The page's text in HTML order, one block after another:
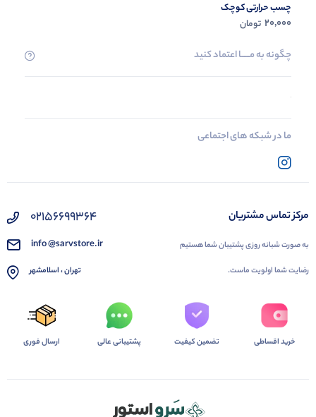
چسب حرارتی کوچک
20,000 تومان
چگونه به مــــــا اعتماد کنید
ما در شبکه های اجتماعی
مرکز تماس مشتریان
به صورت شبانه روزی پشتیبان شما هستیم
رضایت شما اولویت ماست.
02156699364
info @sarvstore.ir
تهران ، اسلامشهر
خرید اقساطی تضمین کیفیت پشتیبانی عالی ارسال فوری